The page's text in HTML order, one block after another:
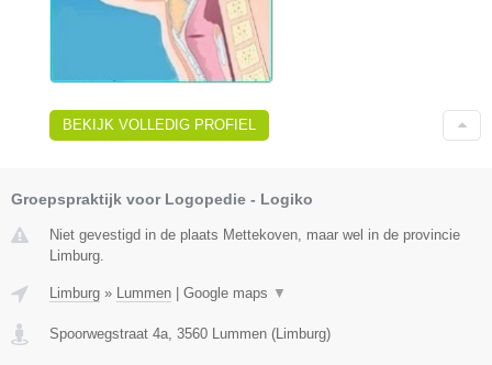
BEKIJK VOLLEDIG PROFIEL
Groepspraktijk voor Logopedie - Logiko
Niet gevestigd in de plaats Mettekoven, maar wel in de provincie
Limburg.
Limburg » Lummen Google maps ▼
Spoorwegstraat 4a, 3560 Lummen (Limburg)